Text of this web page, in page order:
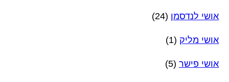
אושי לנדסמן (24)
אושי מליק (1)
אושי פישר (5)